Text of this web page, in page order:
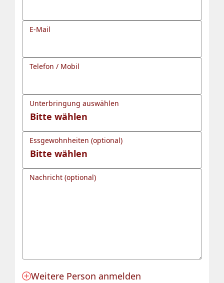
E-Mail
Telefon / Mobil
Unterbringung auswählen
Essgewohnheiten (optional)
Nachricht (optional)
Anmeldung für eine Person angelegt.
Weitere Person anmelden